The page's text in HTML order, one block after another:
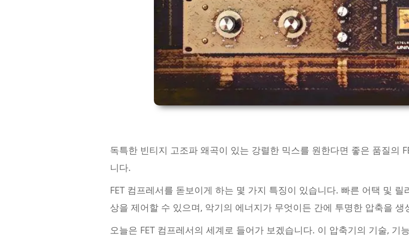
독특한 빈티지 고조파 왜곡이 있는 강렬한 믹스를 원한다면 좋은 품질의
니다.
FET 컴프레서를 돋보이게 하는 몇 가지 특징이 있습니다. 빠른 어택 및
상을 제어할 수 있으며, 악기의 에너지가 무엇이든 간에 투명한 압축을
오늘은 FET 컴프레서의 세계로 들어가 보겠습니다. 이 압축기의 기술, 기